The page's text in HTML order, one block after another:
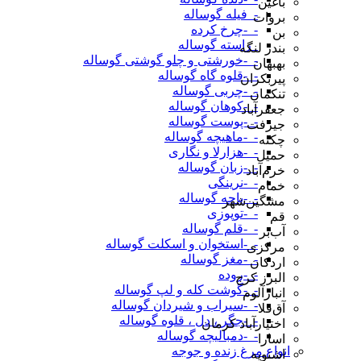
-_فیله گوساله
-_-چرخ کرده
_راسته گوساله
-_-خورشتی و چلو گوشتی گوساله
-_-قلوه گاه گوساله
-_-چربی گوساله
-_-کوهان گوساله
-_-پوست گوساله
-_-ماهیچه گوساله
-_-هزارلا و نگاری
-_-زبان گوساله
-_-نرینگی
-_-پاچه گوساله
-_-توپوزی
-_-قلم گوساله
-_-استخوان و اسکلت گوساله
-_-مغز گوساله
-_-روده
-_-گوشت کله و لپ گوساله
-_-سیراب و شیردان گوساله
-_-جگر ، دل ، قلوه گوساله
-_-دمبالیچه گوساله
انواع مرغ زنده و جوجه
بروات
بن
بندر لنگه
بهبهان
پیربکران
تنکمان
جعفرآباد
جیرفت
چکنه
حمیل
خرم‌آباد
خمام
مشگین‌شهر
قم
آب‌بر
مرکزی
اردکان
البرز کرج
انبارآلوم
آق‌قلا
اختیارآباد کرمان
اسارا
اشنویه